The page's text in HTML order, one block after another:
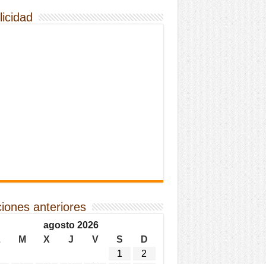
anteriores
agosto 2026
M X J V S
D
1
2